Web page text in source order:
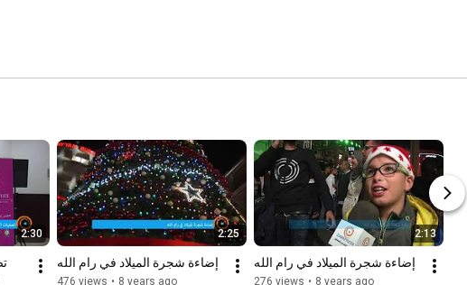
2:30 2:25
إضاءة شجرة الميلاد في رام الله
476 views • 8 years ago
2:13
إضاءة شجرة الميلاد في رام الله
276 views • 8 years ago